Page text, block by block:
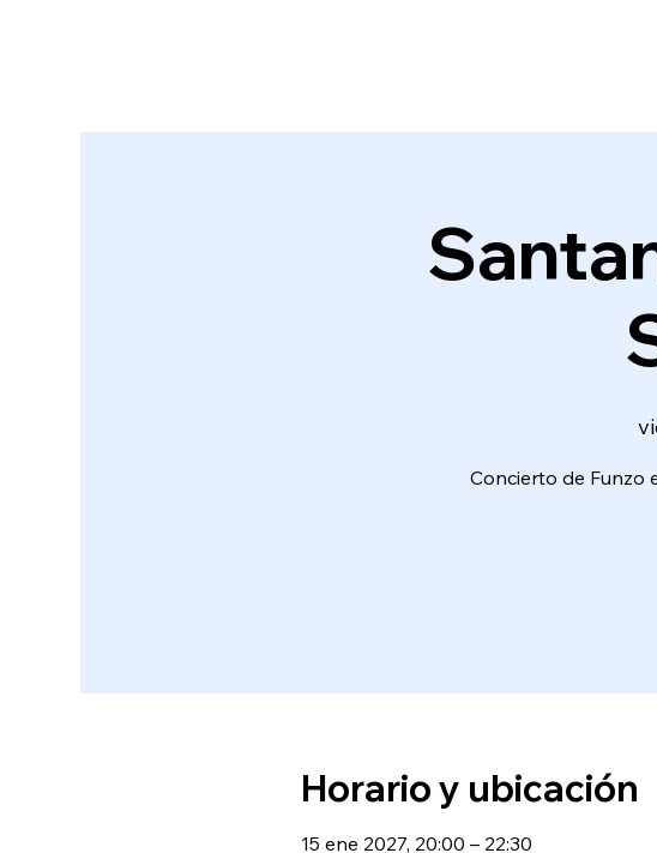
Concierto de Funzo
Horario y ubicación
15 ene 2027, 20:00 – 22:30